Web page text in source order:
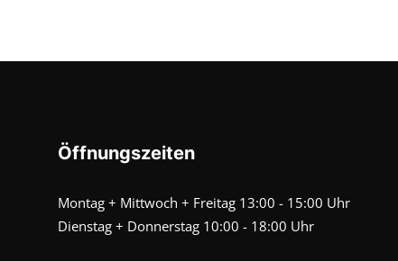
Öffnungszeiten
Montag + Mittwoch + Freitag 13:00 - 15:00 Uhr
Dienstag + Donnerstag 10:00 - 18:00 Uhr